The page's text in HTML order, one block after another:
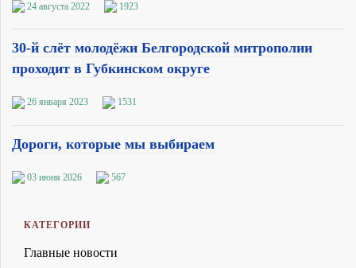
24 августа 2022 1923
30-й слёт молодёжи Белгородской митрополии
проходит в Губкинском округе
26 января 2023 1531
Дороги, которые мы выбираем
03 июня 2026 567
КАТЕГОРИИ
Главные новости